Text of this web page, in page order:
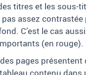
titres et les sous-
pas assez
C’est le cas
(en rouge).
pages présentent